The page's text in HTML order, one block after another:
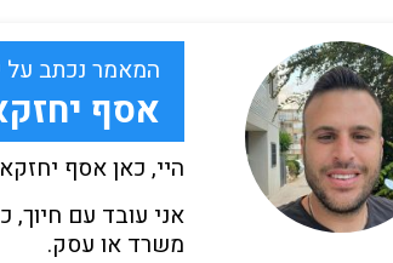
המאמר נכתב על
אסף
היי, כאן אסף
אני עובד עם חיוך,
משרד או עסק.